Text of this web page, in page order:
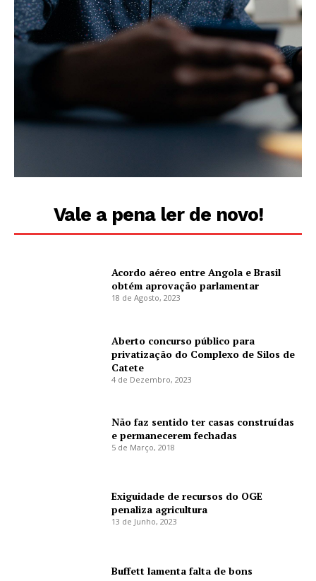
Vale a pena ler de novo!
Acordo aéreo entre Angola e Brasil
obtém aprovação parlamentar
18 de Agosto, 2023
Aberto concurso público para
privatização do Complexo de Silos de
Catete
4 de Dezembro, 2023
Não faz sentido ter casas construídas
e permanecerem fechadas
5 de Março, 2018
Exiguidade de recursos do OGE
penaliza agricultura
13 de Junho, 2023
Buffett lamenta falta de bons